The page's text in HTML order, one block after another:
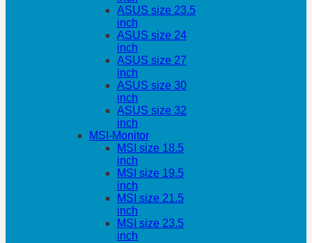
ASUS size 23.5
inch
ASUS size 24
inch
ASUS size 27
inch
ASUS size 30
inch
ASUS size 32
inch
MSI-Monitor
MSI size 18.5
inch
MSI size 19.5
inch
MSI size 21.5
inch
MSI size 23.5
inch